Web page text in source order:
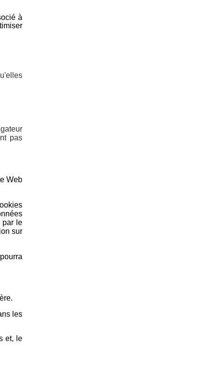
à
pas
Web
par le
sur
les
et, le